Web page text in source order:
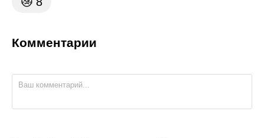
Комментарии